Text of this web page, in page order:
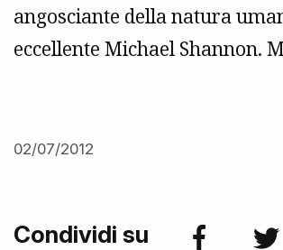
angosciante della natura
eccellente Michael Shannon.
02/07/2012
Condividi su